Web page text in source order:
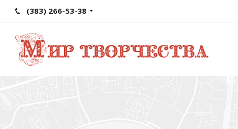
(383) 266-53-38